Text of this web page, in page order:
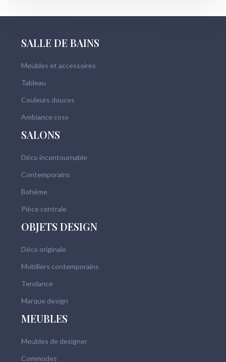
SALLE DE BAINS
Meubles et accessoires
Tableau
Couleurs douces
Ambiance cosy
SALONS
Déco incontournable
Contemporains
Bohème
Pièce centrale
OBJETS DESIGN
Déco originale
Mobiliers contemporains
Tendance
Marque design
MEUBLES
Meubles de designer
Commodes